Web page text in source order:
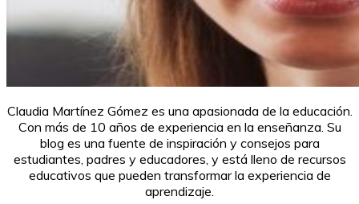
Claudia Martínez Gómez es una apasionada de la educación.
Con más de 10 años de experiencia en la enseñanza. Su
blog es una fuente de inspiración y consejos para
estudiantes, padres y educadores, y está lleno de recursos
educativos que pueden transformar la experiencia de
aprendizaje.